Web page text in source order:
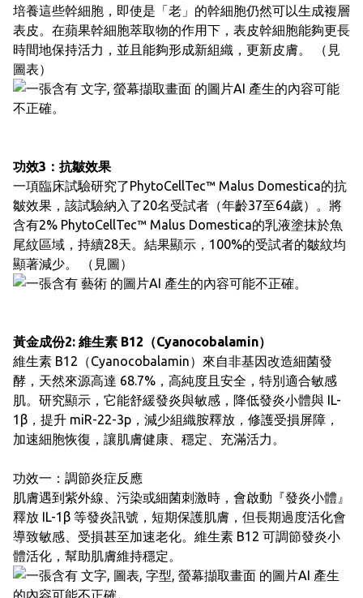
培養這些幹細胞，即使是「老」的幹細胞仍然可以生成複層
表皮。在蘋果幹細胞萃取物的作用下，表皮幹細胞能夠更長
時間地保持活力，並且能夠形成新組織，更新皮膚。 （見
圖表）
功效3：抗皺效果
一項臨床試驗研究了PhytoCellTec™ Malus Domestica的抗
皺效果，該試驗納入了20名受試者（年齡37至64歲）。將
含有2% PhytoCellTec™ Malus Domestica的乳液塗抹於魚
尾紋區域，持續28天。結果顯示，100%的受試者的皺紋均
顯著減少。 （見圖）
黃金成份2: 維生素 B12（Cyanocobalamin）
維生素 B12（Cyanocobalamin）來自非基因改造細菌發
酵，天然來源高達 68.7%，高純度且安全，特別適合敏感
肌。研究顯示，它能舒緩發炎與敏感，降低發炎小體與 IL-
1β，提升 miR-22-3p，減少組織胺釋放，修護受損屏障，
加速細胞恢復，讓肌膚健康、穩定、充滿活力。
功效一：調節炎症反應
肌膚遇到紫外線、污染或細菌刺激時，會啟動『發炎小體』
釋放 IL-1β 等發炎訊號，短期保護肌膚，但長期過度活化會
導致敏感、受損甚至加速老化。維生素 B12 可調節發炎小
體活化，幫助肌膚維持穩定。